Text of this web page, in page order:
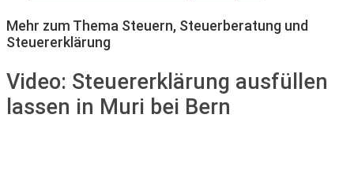
Mehr zum Thema Steuern, Steuerberatung und
Steuererklärung
Video: Steuererklärung ausfüllen
lassen in Muri bei Bern